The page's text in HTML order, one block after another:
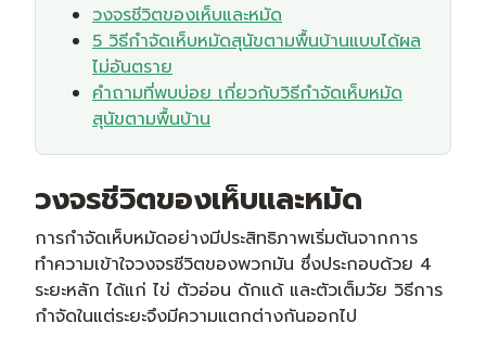
วงจรชีวิตของเห็บและหมัด
5 วิธีกําจัดเห็บหมัดสุนัขตามพื้นบ้านแบบได้ผล
ไม่อันตราย
คำถามที่พบบ่อย เกี่ยวกับวิธีกําจัดเห็บหมัด
สุนัขตามพื้นบ้าน
วงจรชีวิตของเห็บและหมัด
การกำจัดเห็บหมัดอย่างมีประสิทธิภาพเริ่มต้นจากการ
ทำความเข้าใจวงจรชีวิตของพวกมัน ซึ่งประกอบด้วย 4
ระยะหลัก ได้แก่ ไข่ ตัวอ่อน ดักแด้ และตัวเต็มวัย วิธีการ
กำจัดในแต่ระยะจึงมีความแตกต่างกันออกไป